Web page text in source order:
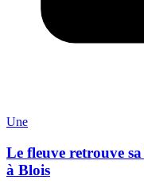
Une
Le fleuve retrouve
à Blois